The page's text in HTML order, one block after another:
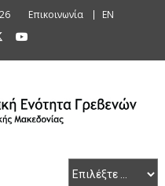
Επικοινωνία ΕΝ